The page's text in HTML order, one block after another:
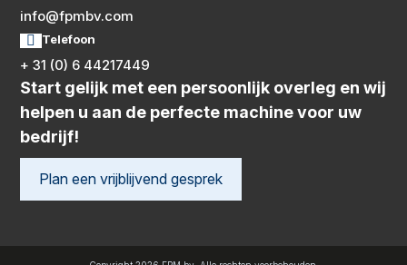
info@fpmbv.com
 Telefoon
+ 31 (0) 6 44217449
Start gelijk met een persoonlijk overleg en wij
helpen u aan de perfecte machine voor uw
bedrijf!
Plan een vrijblijvend gesprek